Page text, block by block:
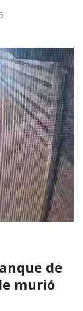
de
murió